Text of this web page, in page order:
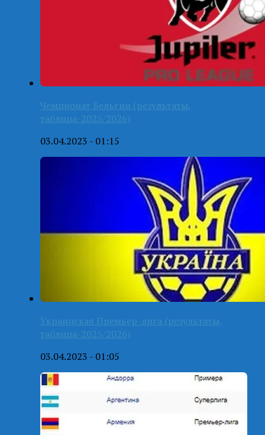
Чемпионат Бельгии (результаты,
таблица-2025/2026)
03.04.2023 - 01:15
Украинская Премьер-лига (результаты,
таблица-2025/2026)
03.04.2023 - 01:05